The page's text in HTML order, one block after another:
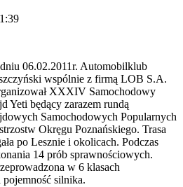
06.02.2011r. Automobilklub
wspólnie z firmą LOB S.A.
XXXIV Samochodowy
Yeti będący zarazem rundą
Samochodowych Popularnych
Okręgu Poznańskiego. Trasa
po Lesznie i okolicach. Podczas
14 prób sprawnościowych.
w 6 klasach
silnika.